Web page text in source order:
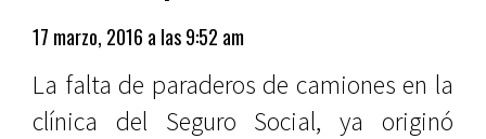
17 marzo, 2016 a las 9:52 am
La falta de paraderos de camiones en la
clínica del Seguro Social, ya originó